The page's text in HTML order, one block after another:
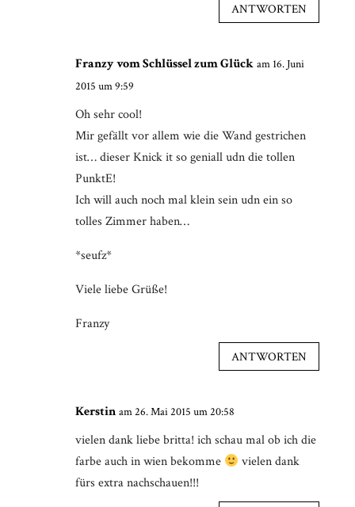
ANTWORTEN
Franzy vom Schlüssel zum Glück am 16. Juni
2015 um 9:59
Oh sehr cool!
Mir gefällt vor allem wie die Wand gestrichen
ist… dieser Knick it so geniall udn die tollen
PunktE!
Ich will auch noch mal klein sein udn ein so
tolles Zimmer haben…
*seufz*
Viele liebe Grüße!
Franzy
ANTWORTEN
Kerstin am 26. Mai 2015 um 20:58
vielen dank liebe britta! ich schau mal ob ich die
farbe auch in wien bekomme
vielen dank
fürs extra nachschauen!!!